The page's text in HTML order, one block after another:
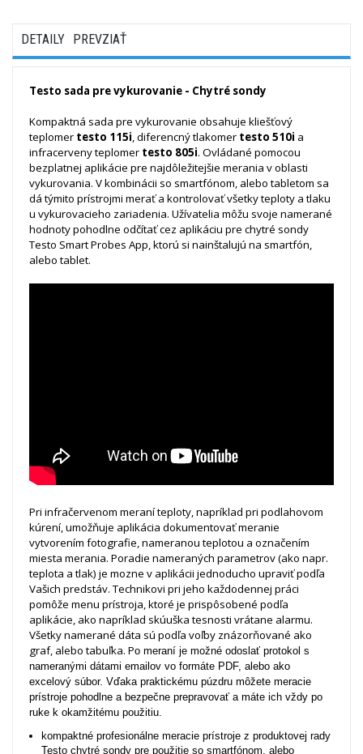
DETAILY PREVZIAŤ
Testo sada pre vykurovanie - Chytré sondy
Kompaktná sada pre vykurovanie obsahuje kliešťový
teplomer testo 115i, diferencný tlakomer testo 510i a
infracerveny teplomer testo 805i. Ovládané pomocou
bezplatnej aplikácie pre najdôležitejšie merania v oblasti
vykurovania. V kombinácii so smartfónom, alebo tabletom sa
dá týmito prístrojmi merať a kontrolovať všetky teploty a tlaku
u vykurovacieho zariadenia. Užívatelia môžu svoje namerané
hodnoty pohodlne odčítať cez aplikáciu pre chytré sondy
Testo Smart Probes App, ktorú si nainštalujú na smartfón,
alebo tablet.
Pri infračervenom meraní teploty, napríklad pri podlahovom
kúrení, umožňuje aplikácia dokumentovať meranie
vytvorením fotografie, nameranou teplotou a označením
miesta merania. Poradie nameraných parametrov (ako napr.
teplota a tlak) je mozne v aplikácii jednoducho upraviť podľa
Vašich predstáv. Technikovi pri jeho každodennej práci
pomôže menu prístroja, ktoré je prispôsobené podľa
aplikácie, ako napríklad skúuška tesnosti vrátane alarmu.
Všetky namerané dáta sú podľa voľby znázorňované ako
graf, alebo tabuľka. Po meraní je možné odoslať protokol s
nameranými dátami emailov vo formáte PDF, alebo ako
excelový súbor. Vďaka praktickému púzdru môžete meracie
prístroje pohodlne a bezpečne prepravovať a máte ich vždy po
ruke k okamžitému použitiu.
kompaktné profesionálne meracie prístroje z produktovej rady
Testo chytré sondy pre použitie so smartfónom, alebo